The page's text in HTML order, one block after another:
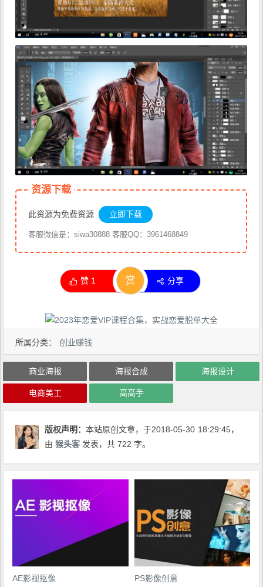
资源下载
此资源为免费资源 立即下载
客服微信是：siwa30888 客服QQ：3961468849
赞 1 赏 分享
所属分类： 创业赚钱
商业海报 海报合成 海报设计
电商美工 高高手
版权声明：本站原创文章，于2018-05-30 18:29:45，
由猴头客 发表，共 722 字。
AE影视抠像 PS影像创意